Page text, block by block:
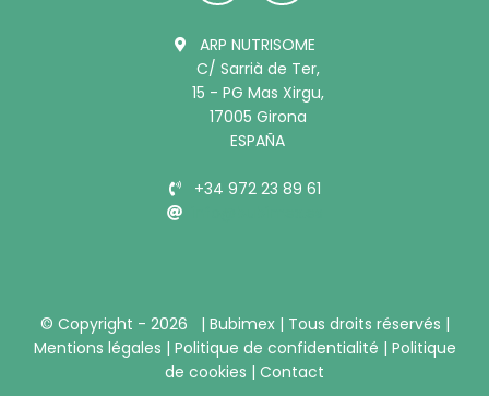
ARP NUTRISOME
C/ Sarrià de Ter,
15 - PG Mas Xirgu,
17005 Girona
ESPAÑA
+34 972 23 89 61
© Copyright - 2026 | Bubimex | Tous droits réservés |
Mentions légales | Politique de confidentialité | Politique
de cookies | Contact